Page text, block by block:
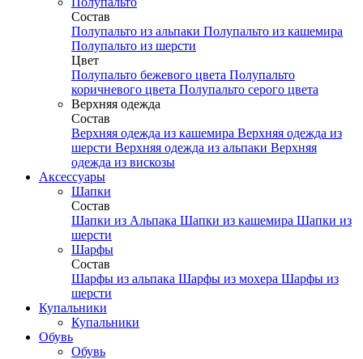
Состав
Полупальто из альпаки Полупальто из кашемира
Полупальто из шерсти
Цвет
Полупальто бежевого цвета Полупальто
коричневого цвета Полупальто серого цвета
Верхняя одежда
Состав
Верхняя одежда из кашемира Верхняя одежда из
шерсти Верхняя одежда из альпаки Верхняя
одежда из вискозы
Аксесcуары
Шапки
Состав
Шапки из Альпака Шапки из кашемира Шапки из
шерсти
Шарфы
Состав
Шарфы из альпака Шарфы из мохера Шарфы из
шерсти
Купальники
Купальники
Обувь
Обувь